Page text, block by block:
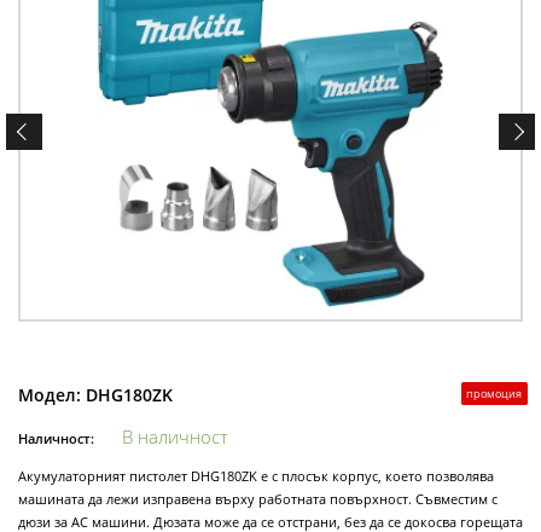
промоция
Модел: DHG180ZK
Наличност: В наличност
Акумулаторният пистолет DHG180ZK е с плосък корпус, което позволява
машината да лежи изправена върху работната повърхност. Съвместим с
дюзи за AC машини. Дюзата може да се отстрани, без да се докосва горещата